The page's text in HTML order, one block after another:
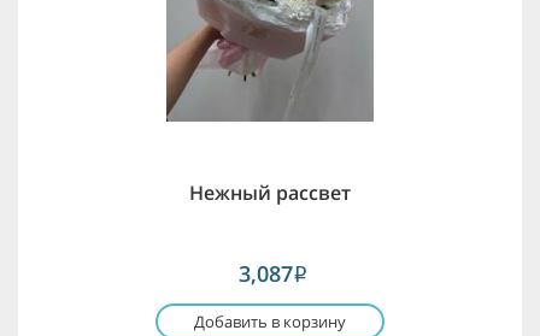
Нежный рассвет
3,087i
Добавить в корзину